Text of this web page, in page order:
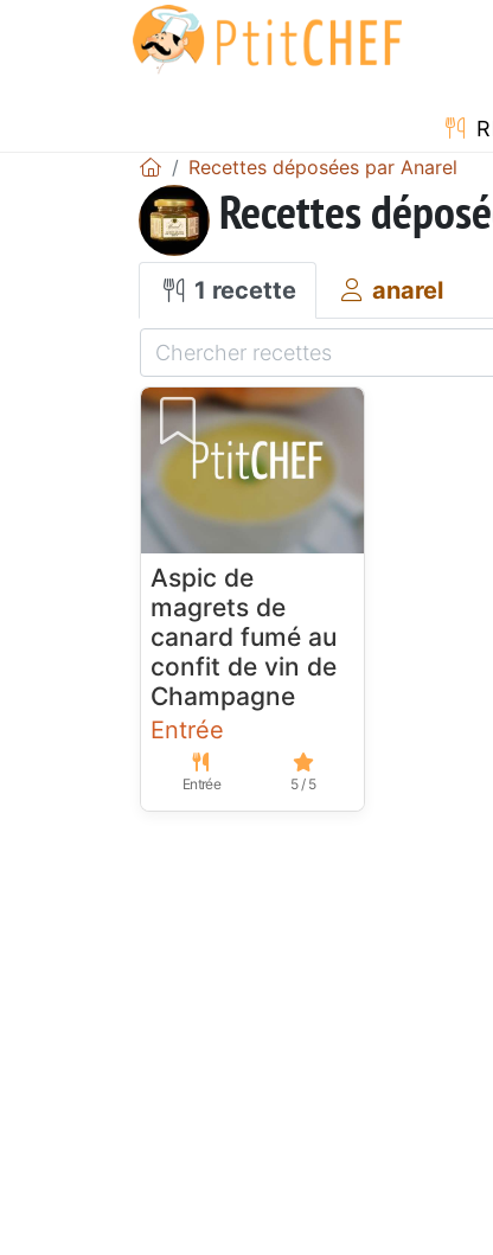
Recettes déposées par Anarel
Recettes
1 recette anarel
Aspic de
magrets de
canard fumé au
confit de vin de
Champagne
Entrée
Entrée 5 / 5